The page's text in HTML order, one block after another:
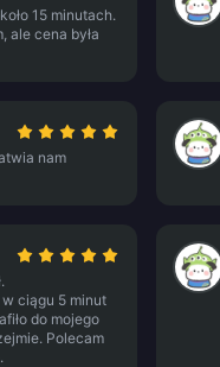
15 minutach.
ale cena była
nam
ciągu 5 minut
do mojego
Polecam